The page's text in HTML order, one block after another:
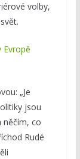
volby,
Evropě
„Je
jsou
něčím, co
Rudé